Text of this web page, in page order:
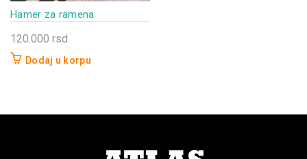
Hamer za ramena
120.000 rsd
Dodaj u korpu